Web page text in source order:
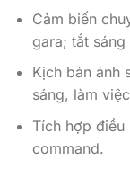
Cảm biến
gara; tắt
Kịch bản ánh
sáng, làm
Tích hợp
command.